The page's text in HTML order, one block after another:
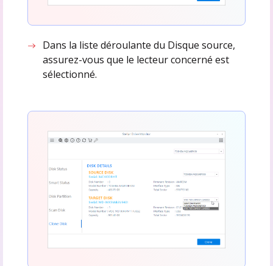
Dans la liste déroulante du Disque source,
assurez-vous que le lecteur concerné est
sélectionné.